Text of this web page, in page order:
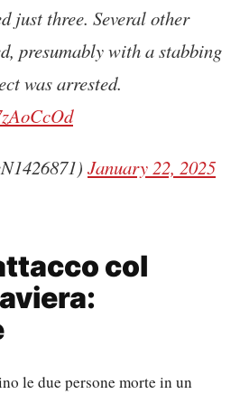
just three. Several other
presumably with a stabbing
was arrested.
January 22, 2025
col
le due persone morte in un